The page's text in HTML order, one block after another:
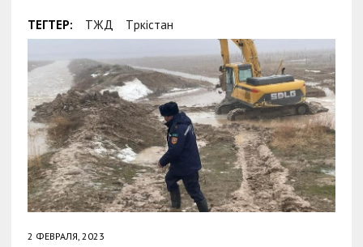
ТЕГТЕР: ТЖД Түркістан
2 ФЕВРАЛЯ, 2023